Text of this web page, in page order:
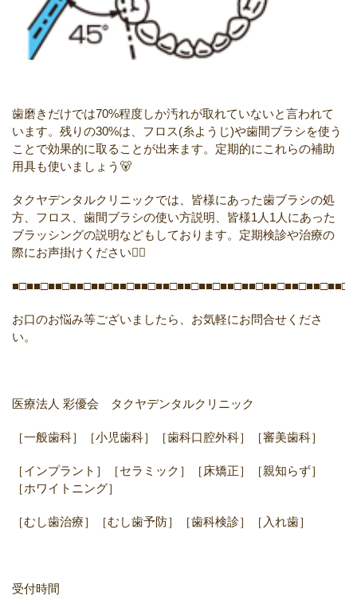
歯磨きだけでは70%程度しか汚れが取れていないと言われて
います。残りの30%は、フロス(糸ようじ)や歯間ブラシを使う
ことで効果的に取ることが出来ます。定期的にこれらの補助
用具も使いましょう🐻
タクヤデンタルクリニックでは、皆様にあった歯ブラシの処
方、フロス、歯間ブラシの使い方説明、皆様1人1人にあった
ブラッシングの説明などもしております。定期検診や治療の
際にお声掛けください🙆‍♀️
お口のお悩み等ございましたら、お気軽にお問合せくださ
い。
医療法人 彩優会 タクヤデンタルクリニック
［一般歯科］［小児歯科］［歯科口腔外科］［審美歯科］
［インプラント］［セラミック］［床矯正］［親知らず］
［ホワイトニング］
［むし歯治療］［むし歯予防］［歯科検診］［入れ歯］
受付時間